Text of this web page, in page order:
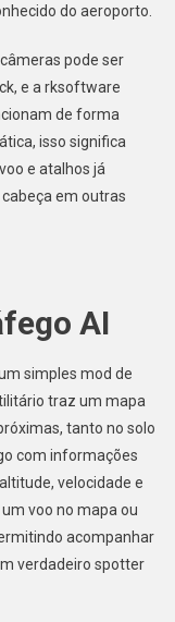
do aeroporto.
pode ser
e a rksoftware
de forma
isso significa
e atalhos já
em outras
AI
simples mod de
traz um mapa
tanto no solo
com informações
velocidade e
voo no mapa ou
acompanhar
verdadeiro spotter